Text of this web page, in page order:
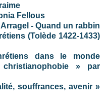
Fellous
- Quand un rabbin
(Tolède 1422-1433)
dans le monde
» par
souffrances, avenir »